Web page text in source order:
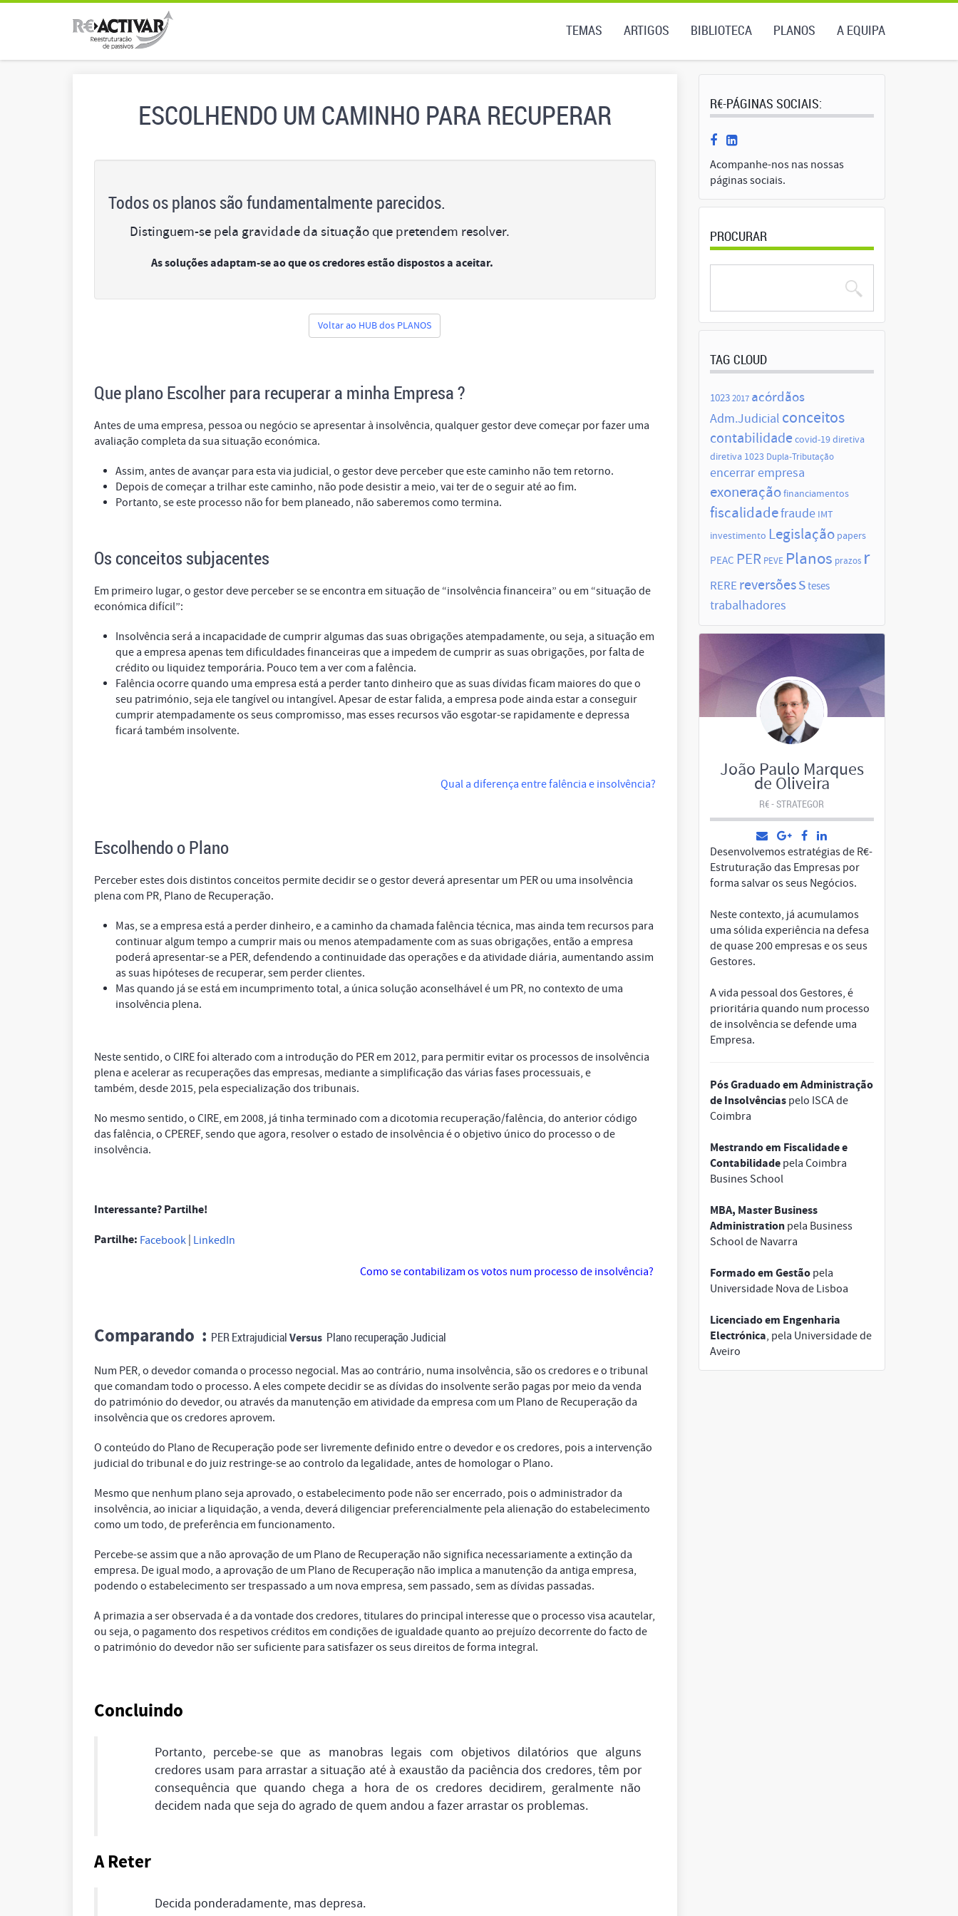
TEMAS ARTIGOS BIBLIOTECA PLANOS A EQUIPA
ESCOLHENDO UM CAMINHO PARA RECUPERAR
Todos os planos são fundamentalmente parecidos.
Distinguem-se pela gravidade da situação que pretendem resolver.
As soluções adaptam-se ao que os credores estão dispostos a aceitar.
Voltar ao HUB dos PLANOS
Que plano Escolher para recuperar a minha Empresa ?
Antes de uma empresa, pessoa ou negócio se apresentar à insolvência, qualquer gestor deve começar por fazer uma
avaliação completa da sua situação económica.
Assim, antes de avançar para esta via judicial, o gestor deve perceber que este caminho não tem retorno.
Depois de começar a trilhar este caminho, não pode desistir a meio, vai ter de o seguir até ao fim.
Portanto, se este processo não for bem planeado, não saberemos como termina.
Os conceitos subjacentes
Em primeiro lugar, o gestor deve perceber se se encontra em situação de “insolvência financeira” ou em “situação de
económica difícil”:
Insolvência será a incapacidade de cumprir algumas das suas obrigações atempadamente, ou seja, a situação em
que a empresa apenas tem dificuldades financeiras que a impedem de cumprir as suas obrigações, por falta de
crédito ou liquidez temporária. Pouco tem a ver com a falência.
Falência ocorre quando uma empresa está a perder tanto dinheiro que as suas dívidas ficam maiores do que o
seu património, seja ele tangível ou intangível. Apesar de estar falida, a empresa pode ainda estar a conseguir
cumprir atempadamente os seus compromisso, mas esses recursos vão esgotar-se rapidamente e depressa
ficará também insolvente.
Qual a diferença entre falência e insolvência?
Escolhendo o Plano
Perceber estes dois distintos conceitos permite decidir se o gestor deverá apresentar um PER ou uma insolvência
plena com PR, Plano de Recuperação.
Mas, se a empresa está a perder dinheiro, e a caminho da chamada falência técnica, mas ainda tem recursos para
continuar algum tempo a cumprir mais ou menos atempadamente com as suas obrigações, então a empresa
poderá apresentar-se a PER, defendendo a continuidade das operações e da atividade diária, aumentando assim
as suas hipóteses de recuperar, sem perder clientes.
Mas quando já se está em incumprimento total, a única solução aconselhável é um PR, no contexto de uma
insolvência plena.
Neste sentido, o CIRE foi alterado com a introdução do PER em 2012, para permitir evitar os processos de insolvência
plena e acelerar as recuperações das empresas, mediante a simplificação das várias fases processuais, e
também, desde 2015, pela especialização dos tribunais.
No mesmo sentido, o CIRE, em 2008, já tinha terminado com a dicotomia recuperação/falência, do anterior código
das falência, o CPEREF, sendo que agora, resolver o estado de insolvência é o objetivo único do processo o de
insolvência.
Interessante? Partilhe!
Partilhe: Facebook LinkedIn
Como se contabilizam os votos num processo de insolvência?
Comparando : PER ExtrajudicialVersus Plano recuperação Judicial
Num PER, o devedor comanda o processo negocial. Mas ao contrário, numa insolvência, são os credores e o tribunal
que comandam todo o processo. A eles compete decidir se as dívidas do insolvente serão pagas por meio da venda
do património do devedor, ou através da manutenção em atividade da empresa com um Plano de Recuperação da
insolvência que os credores aprovem.
O conteúdo do Plano de Recuperação pode ser livremente definido entre o devedor e os credores, pois a intervenção
judicial do tribunal e do juiz restringe-se ao controlo da legalidade, antes de homologar o Plano.
Mesmo que nenhum plano seja aprovado, o estabelecimento pode não ser encerrado, pois o administrador da
insolvência, ao iniciar a liquidação, a venda, deverá diligenciar preferencialmente pela alienação do estabelecimento
como um todo, de preferência em funcionamento.
Percebe-se assim que a não aprovação de um Plano de Recuperação não significa necessariamente a extinção da
empresa. De igual modo, a aprovação de um Plano de Recuperação não implica a manutenção da antiga empresa,
podendo o estabelecimento ser trespassado a um nova empresa, sem passado, sem as dívidas passadas.
A primazia a ser observada é a da vontade dos credores, titulares do principal interesse que o processo visa acautelar,
ou seja, o pagamento dos respetivos créditos em condições de igualdade quanto ao prejuízo decorrente do facto de
o património do devedor não ser suficiente para satisfazer os seus direitos de forma integral.
Concluindo
Portanto, percebe-se que as manobras legais com objetivos dilatórios que alguns
credores usam para arrastar a situação até à exaustão da paciência dos credores, têm por
consequência que quando chega a hora de os credores decidirem, geralmente não
decidem nada que seja do agrado de quem andou a fazer arrastar os problemas.
A Reter
Decida ponderadamente, mas depresa.
R€-PÁGINAS SOCIAIS:
Acompanhe-nos nas nossas
páginas sociais.
PROCURAR
TAG CLOUD
10232017 acórdãos
Adm.Judicial conceitos
contabilidade covid-19diretiva
diretiva 1023 Dupla-Tributação
encerrar empresa
exoneraçãofinanciamentos
fiscalidadefraude IMT
investimento Legislação papers
PEAC PER PEVE Planos prazos r
RERE reversõessteses
trabalhadores
João Paulo Marques
de Oliveira
R€ - STRATEGOR
Desenvolvemos estratégias de R€-
Estruturação das Empresas por
forma salvar os seus Negócios.
Neste contexto, já acumulamos
uma sólida experiência na defesa
de quase 200 empresas e os seus
Gestores.
A vida pessoal dos Gestores, é
prioritária quando num processo
de insolvência se defende uma
Empresa.
Pós Graduado em Administração
de Insolvênciaspelo ISCA de
Coimbra
Mestrando em Fiscalidade e
Contabilidadepela Coimbra
Busines School
MBA, Master Business
Administrationpela Business
School de Navarra
Formado em Gestãopela
Universidade Nova de Lisboa
Licenciado em Engenharia
Electrónica, pela Universidade de
Aveiro